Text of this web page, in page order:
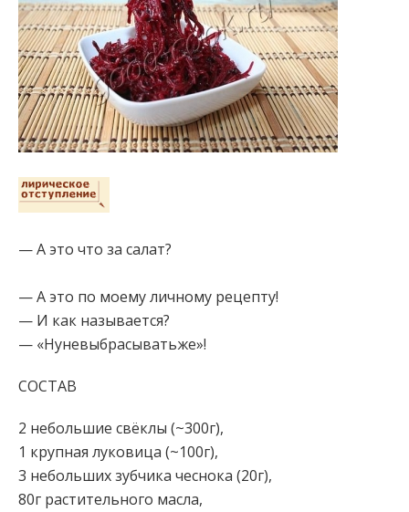
— А это что за салат?
— А это по моему личному рецепту!
— И как называется?
— «Нуневыбрасыватьже»!
СОСТАВ
2 небольшие свёклы (~300г),
1 крупная луковица (~100г),
3 небольших зубчика чеснока (20г),
80г растительного масла,